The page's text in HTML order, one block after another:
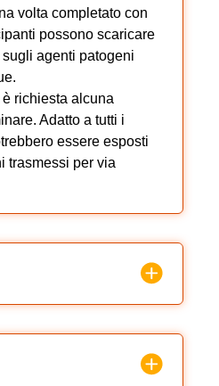
volta completato con
possono scaricare
agenti patogeni
è richiesta alcuna
Adatto a tutti i
essere esposti
trasmessi per via